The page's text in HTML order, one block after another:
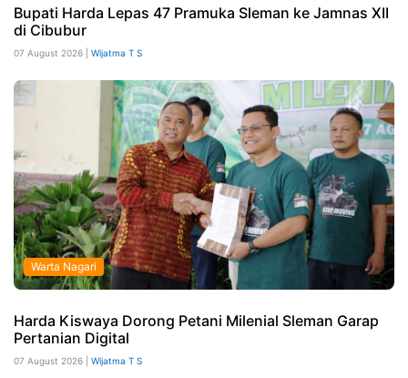
Bupati Harda Lepas 47 Pramuka Sleman ke Jamnas XII
di Cibubur
07 August 2026 | Wijatma T S
Warta Nagari
Harda Kiswaya Dorong Petani Milenial Sleman Garap
Pertanian Digital
07 August 2026 | Wijatma T S